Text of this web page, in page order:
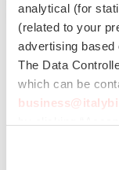
analytical (for
(related to your
advertising based
The Data
which can be